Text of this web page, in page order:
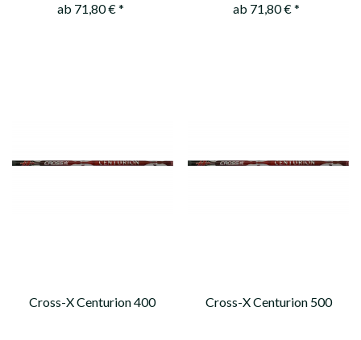
ab 71,80 € * ab 71,80 € *
Cross-X Centurion 400 Cross-X Centurion 500